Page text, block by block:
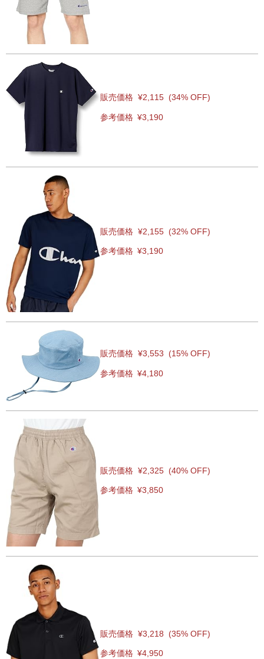
販売価格 ¥2,115 (34% OFF)
参考価格 ¥3,190
販売価格 ¥2,155 (32% OFF)
参考価格 ¥3,190
販売価格 ¥3,553 (15% OFF)
参考価格 ¥4,180
販売価格 ¥2,325 (40% OFF)
参考価格 ¥3,850
販売価格 ¥3,218 (35% OFF)
参考価格 ¥4,950